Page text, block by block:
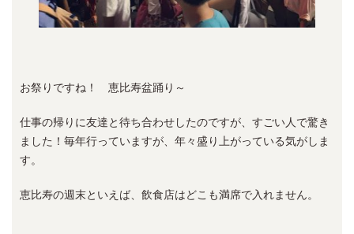
お祭りですね！ 恵比寿盆踊り～
仕事の帰りに友達と待ち合わせしたのですが、すごい人で驚き
ました！毎年行っていますが、年々盛り上がっている気がしま
す。
恵比寿の週末といえば、飲食店はどこも満席で入れません。